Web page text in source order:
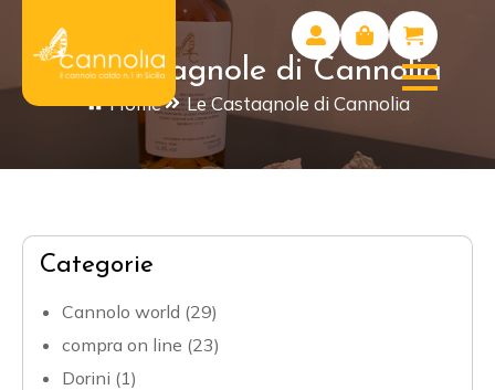
Le Castagnole di Cannolia
Home Le Castagnole di Cannolia
Categorie
Cannolo world (29)
compra on line (23)
Dorini (1)